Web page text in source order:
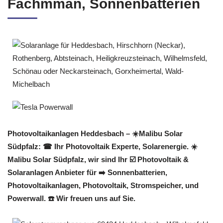
Photovoltaikanlagen Heddesbach – ☀️Malibu Solar
Südpfalz: ☎ Ihr Photovoltaik Experte, Solarenergie. ☀️
Malibu Solar Südpfalz, wir sind Ihr ☑️ Photovoltaik &
Solaranlagen Anbieter für ➡️ Sonnenbatterien,
Photovoltaikanlagen, Photovoltaik, Stromspeicher, und
Powerwall. ☎️ Wir freuen uns auf Sie.